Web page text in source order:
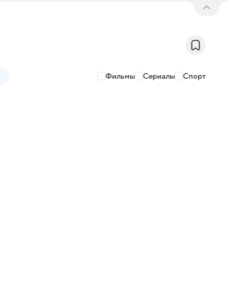
Фильмы Сериалы Спорт